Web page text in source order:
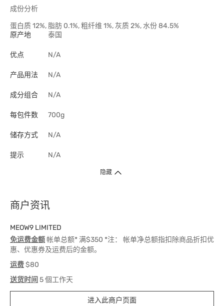
成份分析
蛋白质 12%, 脂肪 0.1%, 粗纤维 1%, 灰质 2%, 水份 84.5%
原产地
泰国
优点 N/A
产品用法 N/A
成分组合 N/A
每包件数 700g
储存方式 N/A
提示 N/A
隐藏
商户资讯
MEOW9 LIMITED
免运费金额帐单总额* 满$350 *注： 帐单净总额指扣除商品折扣优
惠、优惠券及运费后的金额。
运费$80
送货时间 5 個工作天
进入此商户页面